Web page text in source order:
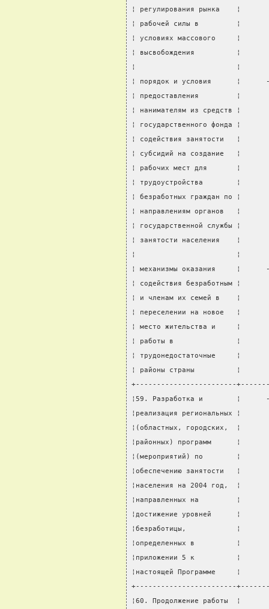
¦ регулирования рынка
¦ рабочей силы в
¦ условиях массового
¦ высвобождения
¦                        ¦
¦ порядок и условия
¦ предоставления
¦ нанимателям из
¦ государственного
¦ содействия
¦ субсидий на создание
¦ рабочих мест для
¦ трудоустройства
¦ безработных граждан
¦ направлениям
¦ государственной
¦ занятости населения
¦                        ¦
¦ механизмы оказания
¦ содействия
¦ и членам их семей в
¦ переселении на новое
¦ место жительства и
¦ работы в               ¦
¦ трудонедостаточные
¦ районы страны
+------------------------
¦59. Разработка и        ¦
¦реализация
¦(областных, городских,  ¦
¦районных) программ
¦(мероприятий) по
¦обеспечению
¦населения на 2004
¦направленных на
¦достижение уровней
¦безработицы,
¦определенных в
¦приложении 5 к
¦настоящей Программе
+------------------------
¦60. Продолжение работы